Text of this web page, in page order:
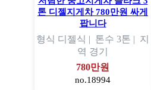
톤 디젤지게차 780만원 싸게
팝니다
형식 디젤식 | 톤수 3톤 | 지
역 경기
780만원
no.18994